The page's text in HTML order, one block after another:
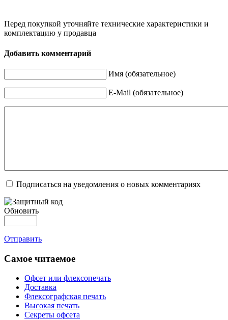
Перед покупкой уточняйте технические характеристики и
комплектацию у продавца
Добавить комментарий
Имя (обязательное)
E-Mail (обязательное)
Подписаться на уведомления о новых комментариях
Обновить
Отправить
Самое читаемое
Офсет или флексопечать
Доставка
Флексографская печать
Высокая печать
Секреты офсета